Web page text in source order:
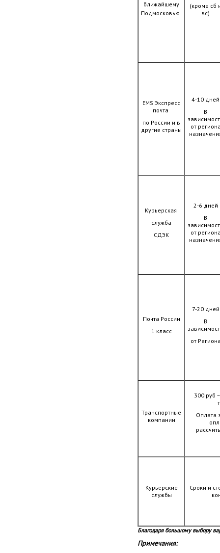
ближайшему
Подмосковью
(кроме сб
вс)
ЕМS Экспресс
почта
по России и в
другие страны
4-10 дней
В
от
Курьерская
служба
СДЭК
2-6 дней
В
от
Почта России
1 класс
7-20 дней
В
от
Транспортные
компании
300 руб
Оплата
Курьерские
службы
Сроки и
Благодаря большому выбору
Примечания: